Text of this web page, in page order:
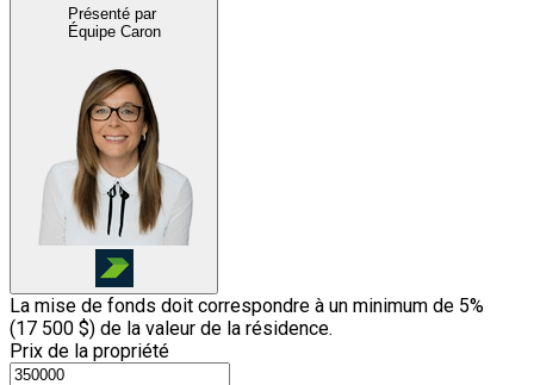
Présenté par
Équipe Caron
La mise de fonds doit correspondre à un minimum de 5%
(17 500 $) de la valeur de la résidence.
Prix de la propriété